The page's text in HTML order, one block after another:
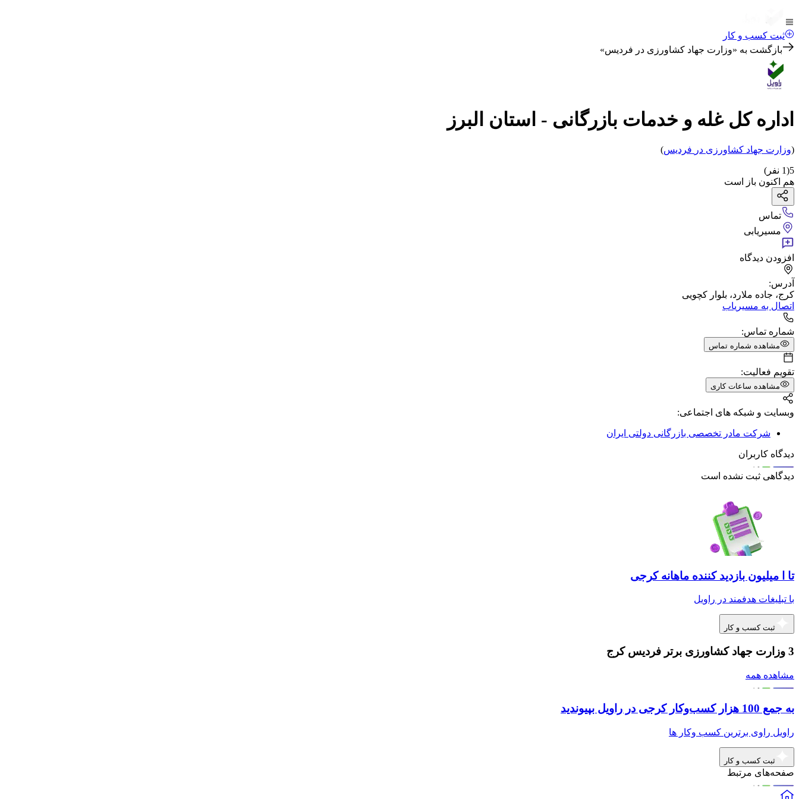
ثبت کسب و کار
بازگشت به «وزارت جهاد کشاورزی در فردیس»
اداره کل غله و خدمات بازرگانی - استان البرز
(وزارت جهاد کشاورزی در فردیس)
5
(
1 نفر)
هم اکنون باز است
تماس
مسیریابی
افزودن دیدگاه
آدرس:
کرج، جاده ملارد، بلوار کچویی
اتصال به مسیریاب
شماره تماس:
مشاهده شماره تماس
تقویم فعالیت:
مشاهده ساعات کاری
وبسایت و شبکه های اجتماعی:
شرکت مادر تخصصی بازرگانی دولتی ایران
دیدگاه کاربران
دیدگاهی ثبت نشده است
تا ا میلیون بازدید کننده ماهانه کرجی
با تبلیغات هدفمند در راویل
ثبت کسب و کار
3 وزارت جهاد کشاورزی برتر فردیس کرج
مشاهده همه
به جمع 100 هزار کسب‌وکار کرجی در راویل بپیوندید
راویل راوی برترین کسب وکار ها
ثبت کسب و کار
صفحه‌های مرتبط